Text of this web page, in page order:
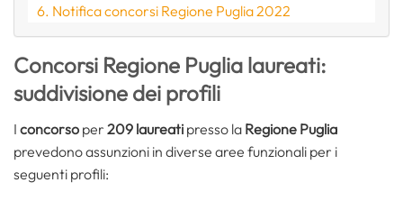
Notifica concorsi Regione Puglia 2022
Concorsi Regione Puglia laureati:
suddivisione dei profili
I concorso per 209 laureati presso la Regione Puglia
prevedono assunzioni in diverse aree funzionali per i
seguenti profili: